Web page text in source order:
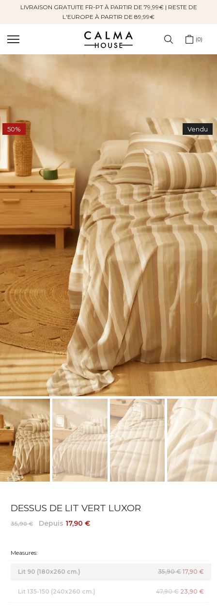
SauterLIVRAISON GRATUITE FR-PT À PARTIR DE 79,99€ | RESTE DE
L'EUROPE À PARTIR DE 89,99€
0
Vendu
50%
DESSUS DE LIT VERT LUXOR
35,90 € Depuis 17,90 €
Measures:
Lit 90 (180x260 cm.) 35,90 € 17,90 €
Lit 135-150 (240x260 cm.) 47,90 € 23,90 €